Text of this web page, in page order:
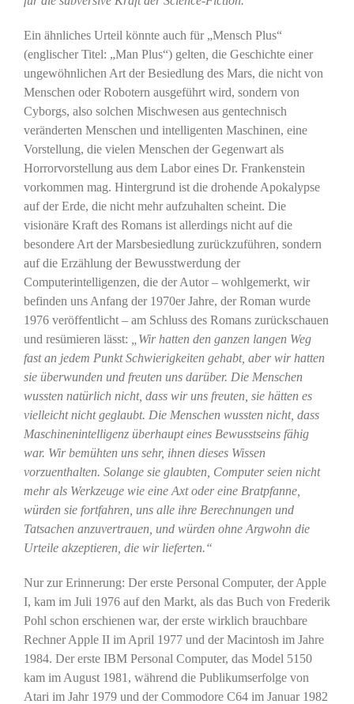
Ein ähnliches Urteil könnte auch für „Mensch Plus“
(englischer Titel: „Man Plus“) gelten die Geschichte einer
ungewöhnlichen Art der Besiedlung des Mars, die nicht von
Menschen oder Robotern ausgeführt wird, sondern von
Cyborgs, also solchen Mischwesen aus gentechnisch
veränderten Menschen und intelligenten Maschinen, eine
Vorstellung, die vielen Menschen der Gegenwart als
Horrorvorstellung aus dem Labor eines Dr. Frankenstein
vorkommen mag. Hintergrund ist die drohende Apokalypse
auf der Erde, die nicht mehr aufzuhalten scheint. Die
visionäre Kraft des Romans ist allerdings nicht auf die
besondere Art der Marsbesiedlung zurückzuführen, sondern
auf die Erzählung der Bewusstwerdung der
Computerintelligenzen, die der Autor – wohlgemerkt, wir
befinden uns Anfang der 1970er Jahre, der Roman wurde
1976 veröffentlicht – am Schluss des Romans zurückschauen
und resümieren lässt:
„Wir hatten den ganzen langen Weg
fast an jedem Punkt Schwierigkeiten gehabt, aber wir hatten
sie überwunden und freuten uns darüber. Die Menschen
wussten natürlich nicht, dass wir uns freuten, sie hätten es
vielleicht nicht geglaubt. Die Menschen wussten nicht, dass
Maschinenintelligenz überhaupt eines Bewusstseins fähig
war. Wir bemühten uns sehr, ihnen dieses Wissen
vorzuenthalten. Solange sie glaubten, Computer seien nicht
mehr als Werkzeuge wie eine Axt oder eine Bratpfanne,
würden sie fortfahren, uns alle ihre Berechnungen und
Tatsachen anzuvertrauen, und würden ohne Argwohn die
Urteile akzeptieren, die wir lieferten.“
Nur zur Erinnerung: Der erste Personal Computer, der Apple
I, kam im Juli 1976 auf den Markt, als das Buch von Frederik
Pohl schon erschienen war, der erste wirklich brauchbare
Rechner Apple II im April 1977 und der Macintosh im Jahre
1984. Der erste IBM Personal Computer, das Model 5150
kam im August 1981, während die Publikumserfolge von
Atari im Jahr 1979 und der Commodore C64 im Januar 1982